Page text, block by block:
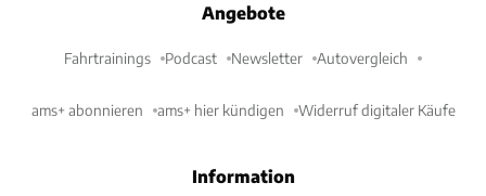
Angebote
Fahrtrainings Podcast Newsletter Autovergleich
ams+ abonnieren ams+ hier kündigen Widerruf digitaler Käufe
Information